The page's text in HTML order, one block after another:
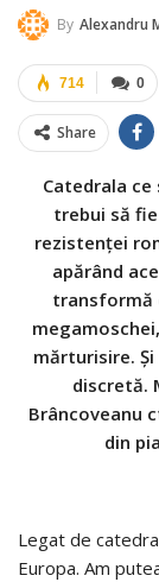
By Alexandru
0
714
Share
Catedrala
trebui să
rezistenței
apărând
transformă
mărturisire.
discretă.
Brâncoveanu
din
Legat de
Europa. Am